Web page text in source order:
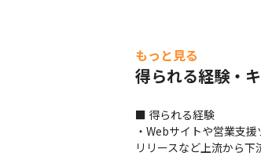
もっと見る
得られる経験・
■ 得られる経験
・Webサイトや営業支
リリースなど上流から